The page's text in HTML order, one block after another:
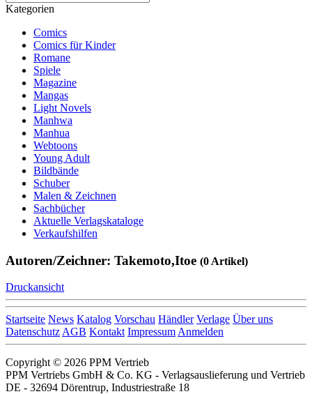
Kategorien
Comics
Comics für Kinder
Romane
Spiele
Magazine
Mangas
Light Novels
Manhwa
Manhua
Webtoons
Young Adult
Bildbände
Schuber
Malen & Zeichnen
Sachbücher
Aktuelle Verlagskataloge
Verkaufshilfen
Autoren/Zeichner: Takemoto,Itoe (0 Artikel)
Druckansicht
Startseite News Katalog Vorschau Händler Verlage Über uns
DatenschutzAGB Kontakt ImpressumAnmelden
Copyright © 2026 PPM Vertrieb
PPM Vertriebs GmbH & Co. KG - Verlagsauslieferung und Vertrieb
DE - 32694 Dörentrup, Industriestraße 18